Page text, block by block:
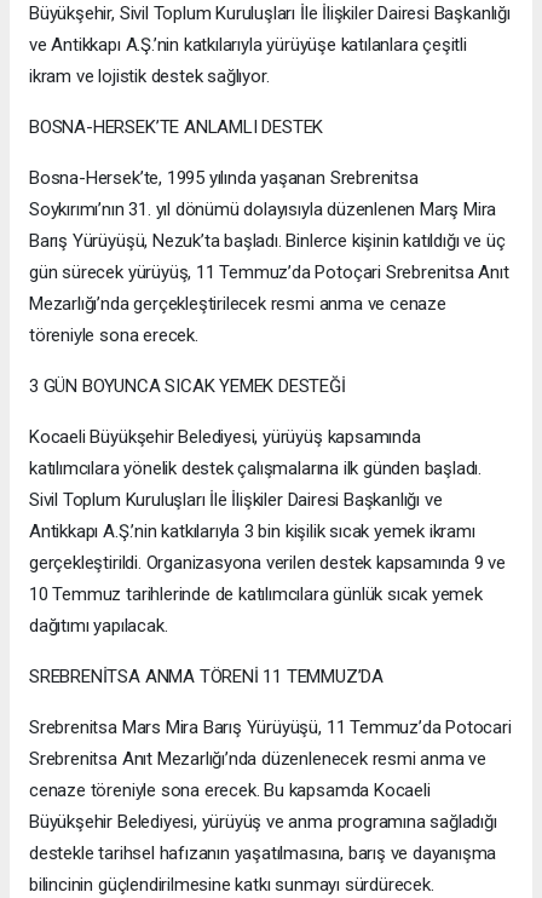
Büyükşehir, Sivil Toplum Kuruluşları İle İlişkiler Dairesi Başkanlığı
ve Antikkapı A.Ş.’nin katkılarıyla yürüyüşe katılanlara çeşitli
ikram ve lojistik destek sağlıyor.
BOSNA-HERSEK’TE ANLAMLI DESTEK
Bosna-Hersek’te, 1995 yılında yaşanan Srebrenitsa
Soykırımı’nın 31. yıl dönümü dolayısıyla düzenlenen Marş Mira
Barış Yürüyüşü, Nezuk’ta başladı. Binlerce kişinin katıldığı ve üç
gün sürecek yürüyüş, 11 Temmuz’da Potoçari Srebrenitsa Anıt
Mezarlığı’nda gerçekleştirilecek resmi anma ve cenaze
töreniyle sona erecek.
3 GÜN BOYUNCA SICAK YEMEK DESTEĞİ
Kocaeli Büyükşehir Belediyesi, yürüyüş kapsamında
katılımcılara yönelik destek çalışmalarına ilk günden başladı.
Sivil Toplum Kuruluşları İle İlişkiler Dairesi Başkanlığı ve
Antikkapı A.Ş.’nin katkılarıyla 3 bin kişilik sıcak yemek ikramı
gerçekleştirildi. Organizasyona verilen destek kapsamında 9 ve
10 Temmuz tarihlerinde de katılımcılara günlük sıcak yemek
dağıtımı yapılacak.
SREBRENİTSA ANMA TÖRENİ 11 TEMMUZ’DA
Srebrenitsa Mars Mira Barış Yürüyüşü, 11 Temmuz’da Potocari
Srebrenitsa Anıt Mezarlığı’nda düzenlenecek resmi anma ve
cenaze töreniyle sona erecek. Bu kapsamda Kocaeli
Büyükşehir Belediyesi, yürüyüş ve anma programına sağladığı
destekle tarihsel hafızanın yaşatılmasına, barış ve dayanışma
bilincinin güçlendirilmesine katkı sunmayı sürdürecek.